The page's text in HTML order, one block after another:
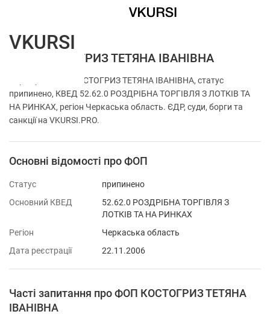
ФОП КОСТОГРИЗ ТЕТЯНА ІВАНІВНА
Перевірка ФОП КОСТОГРИЗ ТЕТЯНА ІВАНІВНА, статус
припинено, КВЕД 52.62.0 РОЗДРІБНА ТОРГІВЛЯ З ЛОТКІВ ТА
НА РИНКАХ, регіон Черкаська область. ЄДР, суди, борги та
санкції на VKURSI.PRO.
Основні відомості про ФОП
Статус
припинено
Основний КВЕД
52.62.0 РОЗДРІБНА ТОРГІВЛЯ З
ЛОТКІВ ТА НА РИНКАХ
Регіон
Черкаська область
Дата реєстрації
22.11.2006
Часті запитання про ФОП КОСТОГРИЗ ТЕТЯНА
ІВАНІВНА
VKURSI